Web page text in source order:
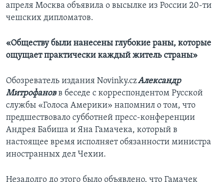
апреля Москва объявила о высылке из России 20-ти
чешских дипломатов.
«Обществу были нанесены глубокие раны, которые
ощущает практически каждый житель страны»
Обозреватель издания Novinky.czАлександр
Митрофановв беседе с корреспондентом Русской
службы «Голоса Америки» напомнил о том, что
предшествовало субботней пресс-конференции
Андрея Бабиша и Яна Гамачека, который в
настоящее время исполняет обязанности министра
иностранных дел Чехии.
Незадолго до этого было объявлено, что Гамачек